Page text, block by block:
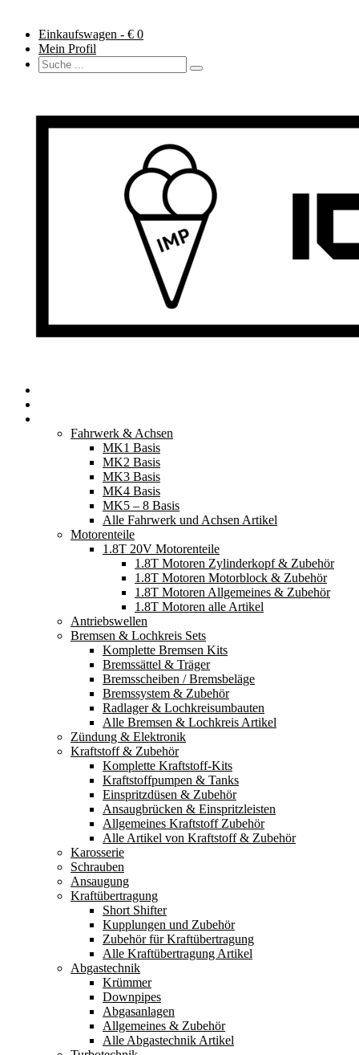
Einkaufswagen - € 0
Mein Profil
Fahrwerk & Achsen
MK1 Basis
MK2 Basis
MK3 Basis
MK4 Basis
MK5 – 8 Basis
Alle Fahrwerk und Achsen Artikel
Motorenteile
1.8T 20V Motorenteile
1.8T Motoren Zylinderkopf & Zubehör
1.8T Motoren Motorblock & Zubehör
1.8T Motoren Allgemeines & Zubehör
1.8T Motoren alle Artikel
Antriebswellen
Bremsen & Lochkreis Sets
Komplette Bremsen Kits
Bremssättel & Träger
Bremsscheiben / Bremsbeläge
Bremssystem & Zubehör
Radlager & Lochkreisumbauten
Alle Bremsen & Lochkreis Artikel
Zündung & Elektronik
Kraftstoff & Zubehör
Komplette Kraftstoff-Kits
Kraftstoffpumpen & Tanks
Einspritzdüsen & Zubehör
Ansaugbrücken & Einspritzleisten
Allgemeines Kraftstoff Zubehör
Alle Artikel von Kraftstoff & Zubehör
Karosserie
Schrauben
Ansaugung
Kraftübertragung
Short Shifter
Kupplungen und Zubehör
Zubehör für Kraftübertragung
Alle Kraftübertragung Artikel
Abgastechnik
Krümmer
Downpipes
Abgasanlagen
Allgemeines & Zubehör
Alle Abgastechnik Artikel